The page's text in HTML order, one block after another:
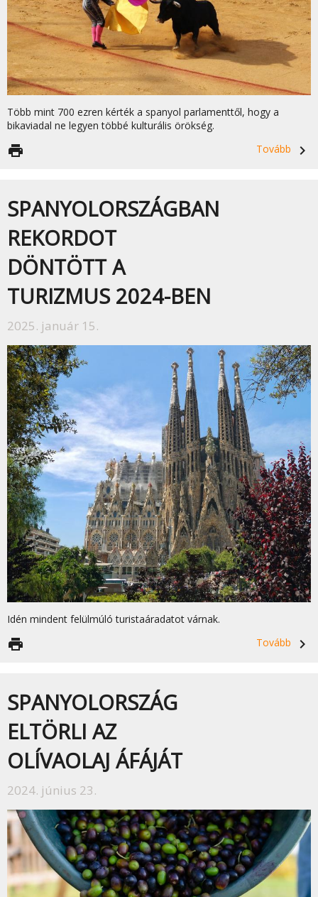
Több mint 700 ezren kérték a spanyol parlamenttől, hogy a
bikaviadal ne legyen többé kulturális örökség.
Tovább
navigate_next
print
SPANYOLORSZÁGBAN
REKORDOT
DÖNTÖTT A
TURIZMUS 2024-BEN
2025. január 15.
Idén mindent felülmúló turistaáradatot várnak.
Tovább
navigate_next
print
SPANYOLORSZÁG
ELTÖRLI AZ
OLÍVAOLAJ ÁFÁJÁT
2024. június 23.